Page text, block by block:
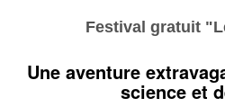
Festival gratuit
Une aventure
science et